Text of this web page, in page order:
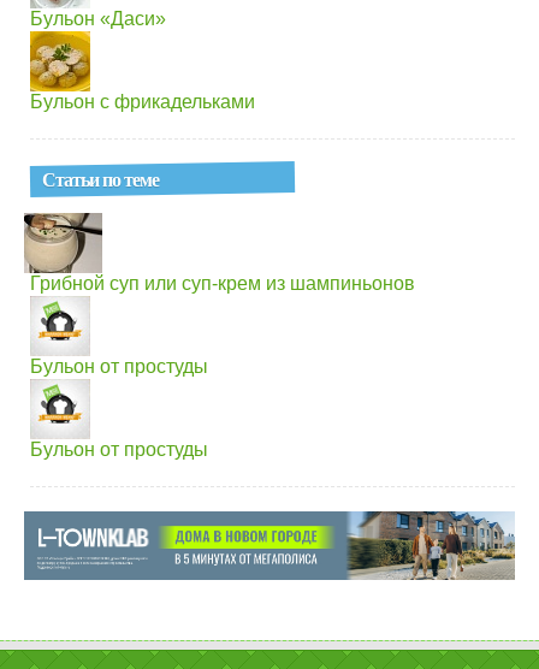
Бульон «Даси»
Бульон с фрикадельками
Статьи по теме
Грибной суп или суп-крем из шампиньонов
Бульон от простуды
Бульон от простуды